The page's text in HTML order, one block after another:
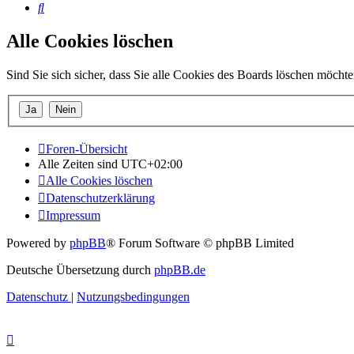
Suche
Alle Cookies löschen
Sind Sie sich sicher, dass Sie alle Cookies des Boards löschen
Foren-Übersicht
Alle Zeiten sind UTC+02:00
Alle Cookies löschen
Datenschutzerklärung
Impressum
Powered by phpBB® Forum Software © phpBB Limited
Deutsche Übersetzung durch phpBB.de
Datenschutz | Nutzungsbedingungen